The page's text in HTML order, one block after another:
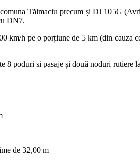
Tălmaciu precum și DJ 105G
DN7.
km/h pe o porțiune de 5 km (din cauza
poduri si pasaje și două noduri rutiere
de 32,00 m